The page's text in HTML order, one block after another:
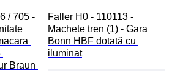
/ 705 -
Braun
Faller H0 - 110113 -
Machete tren (1) - Gara
Bonn HBF dotată cu
iluminat